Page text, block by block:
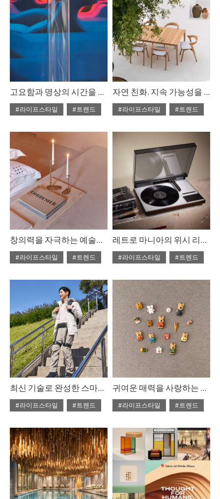
고요함과 명상의 시간을 위해
#라이프스타일
#트렌드
#2025년5월호
자연 친화, 지속 가능성을 찾아서
#라이프스타일
#트렌드
창의력을 자극하는 예술적 열정
#라이프스타일
#트렌드
레트로 마니아의 위시 리스트
#라이프스타일
#트렌드
#2025년5월호
최신 기술로 완성한 스마트한 라이프
#라이프스타일
#트렌드
#2025년5월호
귀여운 매력을 사랑하는 이에게
#라이프스타일
#트렌드
#2025년5월호